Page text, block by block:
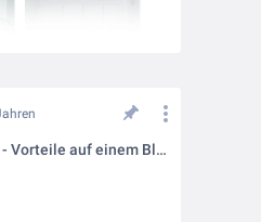
smartblock battery - Vorteile auf einem Blick!